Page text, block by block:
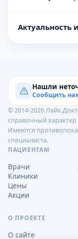
Актуальность
Нашли
Сообщить
© 2014-2026
справочный характер
Имеются
специалиста.
ПАЦИЕНТАМ
Врачи
Клиники
Цены
Акции
О ПРОЕКТЕ
О сайте